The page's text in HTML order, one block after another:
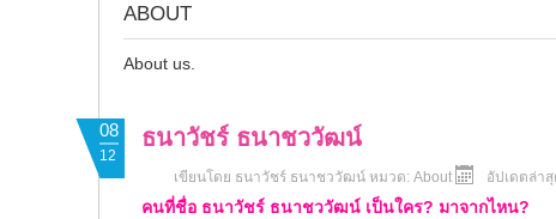
ABOUT
About us.
ธนาวัชร์ ธนาชววัฒน์
เขียนโดย ธนาวัชร์ ธนาชววัฒน์ หมวด: About
08
12
อัปเดตล่า
คนที่ชื่อ ธนาวัชร์ ธนาชววัฒน์ เป็นใคร? มาจากไหน?